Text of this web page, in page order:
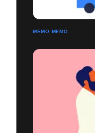
MEMO-MEMO